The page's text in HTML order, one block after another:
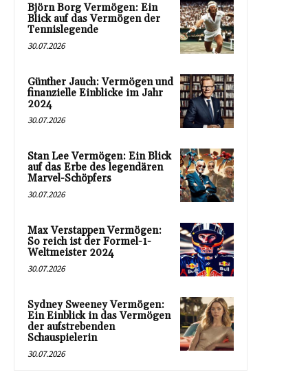
Björn Borg Vermögen: Ein
Blick auf das Vermögen der
Tennislegende
30.07.2026
Günther Jauch: Vermögen und
finanzielle Einblicke im Jahr
2024
30.07.2026
Stan Lee Vermögen: Ein Blick
auf das Erbe des legendären
Marvel-Schöpfers
30.07.2026
Max Verstappen Vermögen:
So reich ist der Formel-1-
Weltmeister 2024
30.07.2026
Sydney Sweeney Vermögen:
Ein Einblick in das Vermögen
der aufstrebenden
Schauspielerin
30.07.2026